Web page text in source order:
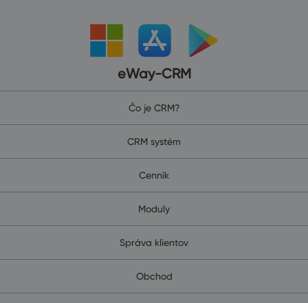
eWay-CRM
Čo je CRM?
CRM systém
Cenník
Moduly
Správa klientov
Obchod